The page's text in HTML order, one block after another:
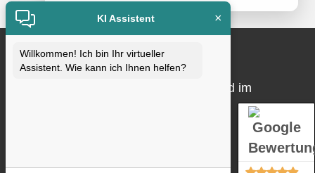
Qualitätssicherung
Qualität ist uns wichtig. Wir sind Mitglied im
KI Assistent ×
Willkommen! Ich bin Ihr virtueller
Assistent. Wie kann ich Ihnen helfen?